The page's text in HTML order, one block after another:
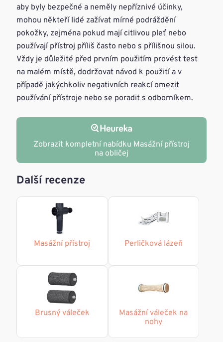
aby byly bezpečné a neměly nepříznivé účinky,
mohou někteří lidé zažívat mírné podráždění
pokožky, zejména pokud mají citlivou pleť nebo
používají přístroj příliš často nebo s přílišnou silou.
Vždy je důležité před prvním použitím provést test
na malém místě, dodržovat návod k použití a v
případě jakýchkoliv negativních reakcí omezit
používání přístroje nebo se poradit s odborníkem.
Zobrazit kompletní nabídku Masážní přístroj
na obličej
Další recenze
Masážní přístroj Perličková lázeň
Brusný váleček
Masážní váleček na
nohy